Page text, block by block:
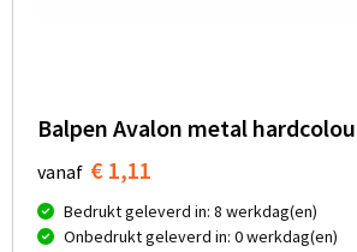
Balpen Avalon metal
vanaf € 1,11
Bedrukt geleverd in: 8 werkdag(en)
Onbedrukt geleverd in: 0 werkdag(en)